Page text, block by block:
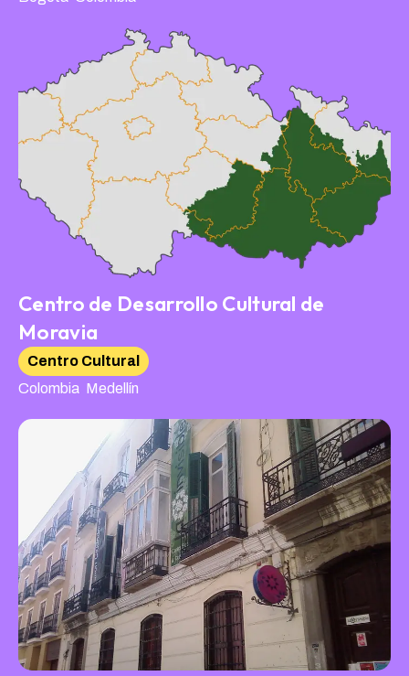
Centro de Desarrollo Cultural de
Moravia
Centro Cultural
Colombia Medellín